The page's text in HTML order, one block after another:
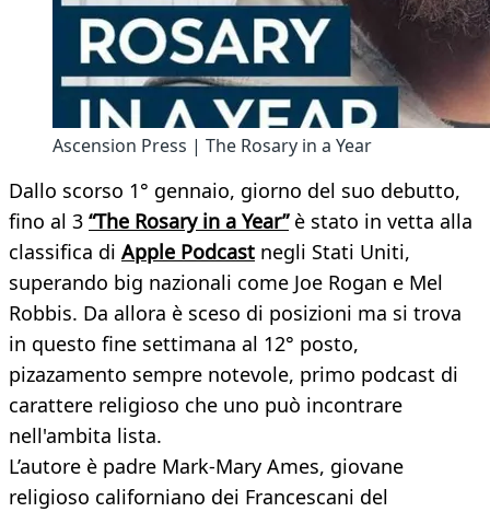
Ascension Press | The Rosary in a Year
Dallo scorso 1° gennaio, giorno del suo debutto,
fino al 3 “The Rosary in a Year”è stato in vetta alla
classifica di Apple Podcast negli Stati Uniti,
superando big nazionali come Joe Rogan e Mel
Robbis. Da allora è sceso di posizioni ma si trova
in questo fine settimana al 12° posto,
pizazamento sempre notevole, primo podcast di
carattere religioso che uno può incontrare
nell'ambita lista.
L’autore è padre Mark-Mary Ames, giovane
religioso californiano dei Francescani del